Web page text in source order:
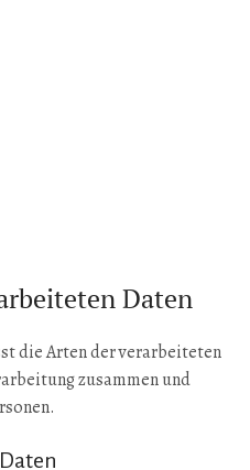
Daten
die Arten der verarbeiteten
zusammen und